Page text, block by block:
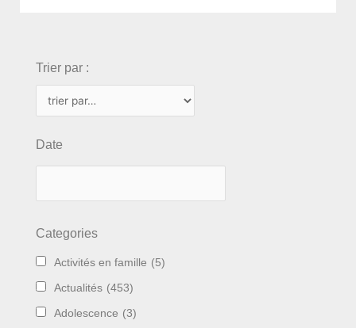
Trier par :
Date
Categories
Activités en famille (5)
Actualités (453)
Adolescence (3)